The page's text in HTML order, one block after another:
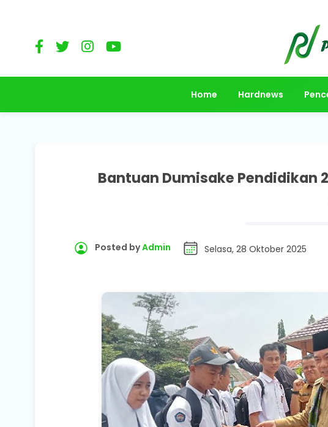
Home Hardnews
Bantuan Dumisake Pendidikan
Posted byAdmin Selasa, 28 Oktober 2025